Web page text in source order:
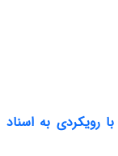
رویکردی به اسناد